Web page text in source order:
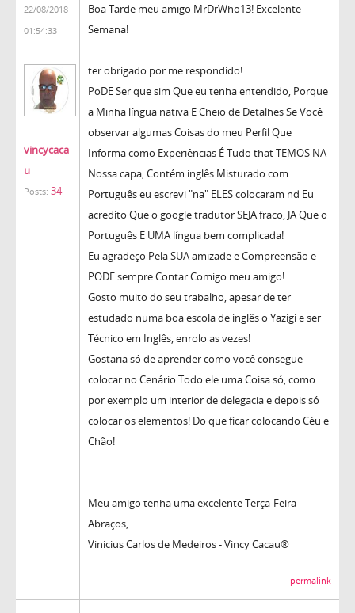
22/08/2018
01:54:33
vincycaca
u
Posts: 34
Boa Tarde meu amigo MrDrWho13! Excelente
Semana!
ter obrigado por me respondido!
PoDE Ser que sim Que eu tenha entendido, Porque
a Minha língua nativa E Cheio de Detalhes Se Você
observar algumas Coisas do meu Perfil Que
Informa como Experiências É Tudo that TEMOS NA
Nossa capa, Contém inglês Misturado com
Português eu escrevi "na" ELES colocaram nd Eu
acredito Que o google tradutor SEJA fraco, JA Que o
Português E UMA língua bem complicada!
Eu agradeço Pela SUA amizade e Compreensão e
PODE sempre Contar Comigo meu amigo!
Gosto muito do seu trabalho, apesar de ter
estudado numa boa escola de inglês o Yazigi e ser
Técnico em Inglês, enrolo as vezes!
Gostaria só de aprender como você consegue
colocar no Cenário Todo ele uma Coisa só, como
por exemplo um interior de delegacia e depois só
colocar os elementos! Do que ficar colocando Céu e
Chão!
Meu amigo tenha uma excelente Terça-Feira
Abraços,
Vinicius Carlos de Medeiros - Vincy Cacau®
permalink